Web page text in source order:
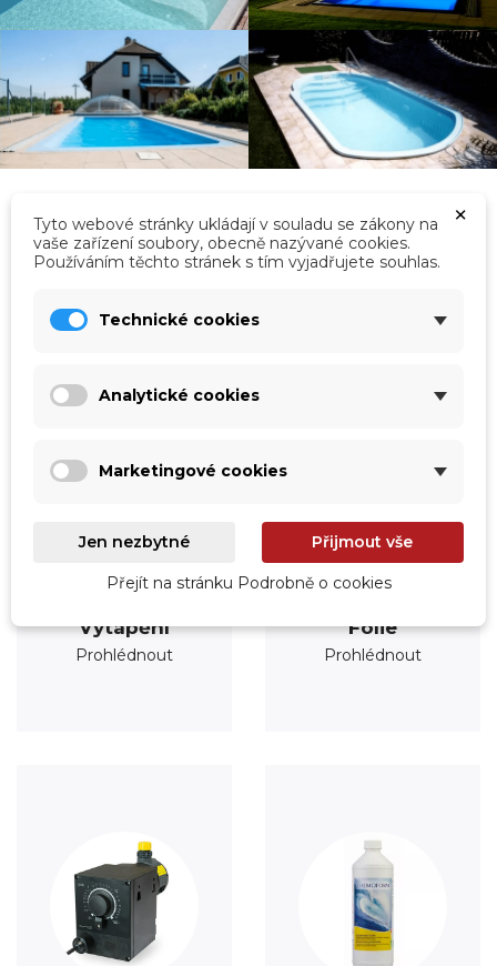
Kategorie
Vytápění
Prohlédnout
Fólie
Prohlédnout
×
Tyto webové stránky ukládají v souladu se zákony na
vaše zařízení soubory, obecně nazývané cookies.
Používáním těchto stránek s tím vyjadřujete souhlas.
Technické cookies
Analytické cookies
Marketingové cookies
Jen nezbytné Přijmout vše
Přejít na stránku Podrobně o cookies